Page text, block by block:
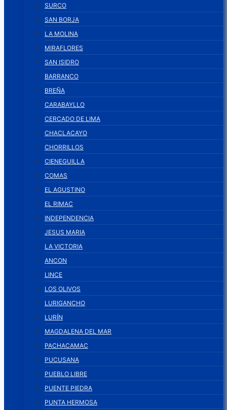
SURCO
SAN BORJA
LA MOLINA
MIRAFLORES
SAN ISIDRO
BARRANCO
BREÑA
CARABAYLLO
CERCADO DE LIMA
CHACLACAYO
CHORRILLOS
CIENEGUILLA
COMAS
EL AGUSTINO
EL RIMAC
INDEPENDENCIA
JESUS MARIA
LA VICTORIA
ANCON
LINCE
LOS OLIVOS
LURIGANCHO
LURÍN
MAGDALENA DEL MAR
PACHACAMAC
PUCUSANA
PUEBLO LIBRE
PUENTE PIEDRA
PUNTA HERMOSA